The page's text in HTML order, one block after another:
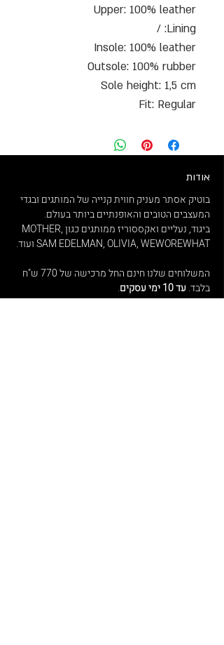
Upper: 100% leather
Lining: /
Insole: 100% leather
Outsole: 100% rubber
Sole height: 1,5 cm
Fit: Regular
אודות
בוטיק אסתר מעניק חווית קנייה של המותגים ובגדי
המעצבים הטובים והאופנתיים ביותר בעולם.
ביגוד, נעליים ואקססוריז ממותגים כגון MOTHER,
SAM EDELMAN, OLIVIA, WEWOREWHAT ועוד.
המשלוחים שלנו חינם החל מרכישה של 770 ש"ח
בלבד. עד 10 ימי עסקים
.
החנות ממוקמת ברחוב ניסים אלוני 10, תל אביב